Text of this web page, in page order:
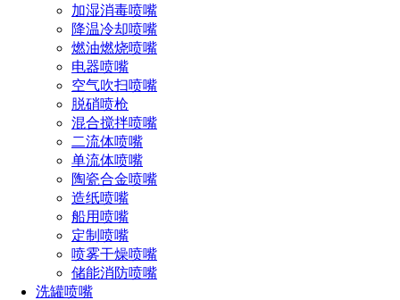
加湿消毒喷嘴
降温冷却喷嘴
燃油燃烧喷嘴
电器喷嘴
空气吹扫喷嘴
脱硝喷枪
混合搅拌喷嘴
二流体喷嘴
单流体喷嘴
陶瓷合金喷嘴
造纸喷嘴
船用喷嘴
定制喷嘴
喷雾干燥喷嘴
储能消防喷嘴
洗罐喷嘴
制造材料：316L不锈钢、PEE
K、EPDM
清洗液介质：水、弱酸溶
液、弱碱溶液